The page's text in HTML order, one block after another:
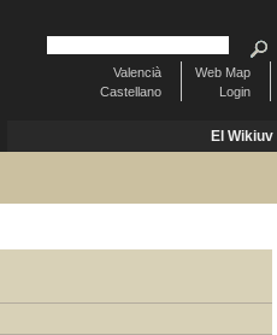
Web Map
Login
Valencià
Castellano
El Wikiuv